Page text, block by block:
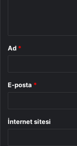
Ad *
E-posta *
İnternet sitesi